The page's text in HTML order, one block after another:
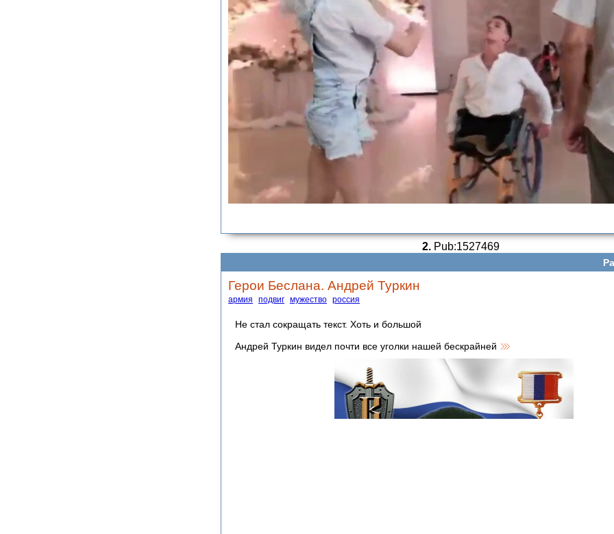
2.Pub:1527469
Герои Беслана. Андрей Туркин
армия подвиг мужество россия
Не стал сокращать текст. Хоть и большой
Андрей Туркин видел почти все уголки нашей бескрайней